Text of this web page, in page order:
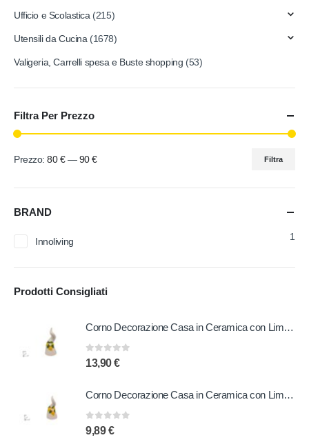
Ufficio e Scolastica (215)
Utensili da Cucina (1678)
Valigeria, Carrelli spesa e Buste shopping (53)
Filtra Per Prezzo
Filtra
Prezzo:80 €—90 €
BRAND
Innoliving 1
Prodotti Consigliati
Corno Decorazione Casa in Ceramica con Limoni 19,5 cm
0out of 5
13,90€
Corno Decorazione Casa in Ceramica con Limoni 14 cm
0 out of 5
9,89€